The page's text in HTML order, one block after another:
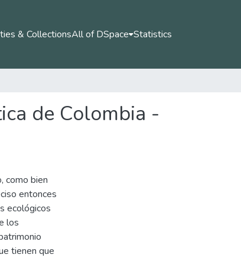
& CollectionsAll of DSpace Statistics
de Colombia -
como bien
entonces
ecológicos
los
tienen que